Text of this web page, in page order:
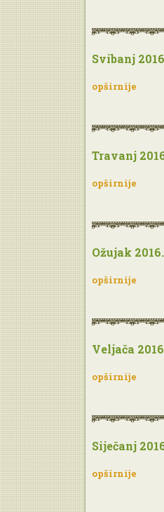
Svibanj
opširnije
Travanj
opširnije
Ožujak 2016.
opširnije
Veljača
opširnije
Siječanj
opširnije